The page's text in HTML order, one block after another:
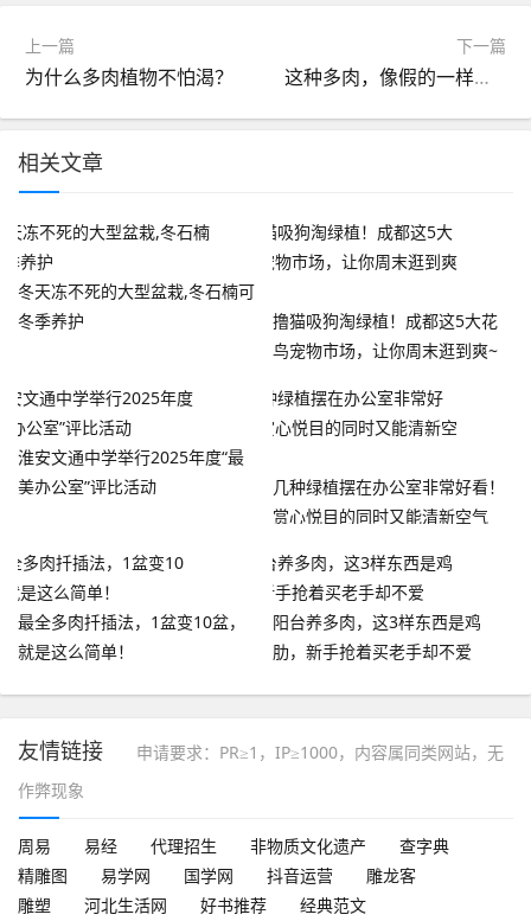
上一篇
为什么多肉植物不怕渴？
下一篇
这种多肉，像假的一样，都是番杏多肉，唯独它长的特殊！
相关文章
冬天冻不死的大型盆栽,冬石楠可
冬季养护
撸猫吸狗淘绿植！成都这5大花
鸟宠物市场，让你周末逛到爽~
淮安文通中学举行2025年度“最
美办公室”评比活动
几种绿植摆在办公室非常好看！
赏心悦目的同时又能清新空气
最全多肉扦插法，1盆变10盆，
就是这么简单！
阳台养多肉，这3样东西是鸡
肋，新手抢着买老手却不爱
友情链接
申请要求：PR≥1，IP≥1000，内容属同类网站，无
作弊现象
周易 易经 代理招生 非物质文化遗产
查字典
精雕图
易学网 国学网 抖音运营
雕龙客
雕塑
河北生活网 好书推荐
经典范文